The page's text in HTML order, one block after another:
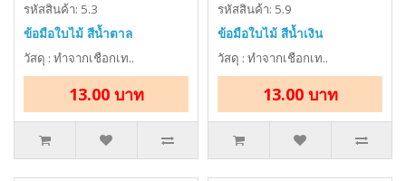
รหัสสินค้า: 5.3
ข้อมือใบไม้ สีน้ำตาล
วัสดุ : ทำจากเชือกเท..
13.00 บาท
รหัสสินค้า: 5.9
ข้อมือใบไม้ สีน้ำเงิน
วัสดุ : ทำจากเชือกเท..
13.00 บาท